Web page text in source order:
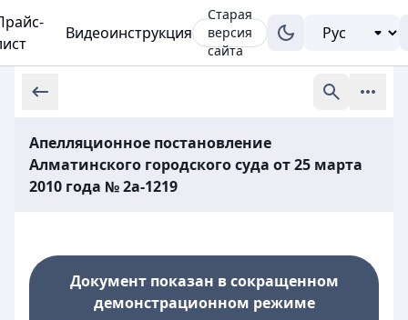
Видеоинструкция
Старая
версия
сайта
Апелляционное постановление
Алматинского городского суда от 25 марта
2010 года № 2а-1219
Документ показан в сокращенном
демонстрационном режиме